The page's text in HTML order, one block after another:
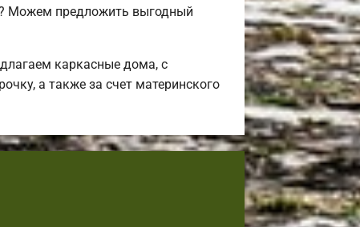
Можем предложить выгодный
каркасные дома, с
а также за счет материнского